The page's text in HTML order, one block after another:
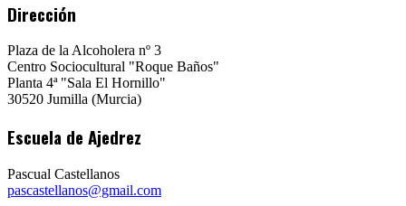
Dirección
Plaza de la Alcoholera nº 3
Centro Sociocultural "Roque Baños"
Planta 4ª "Sala El Hornillo"
30520 Jumilla (Murcia)
Escuela de Ajedrez
Pascual Castellanos
pascastellanos@gmail.com